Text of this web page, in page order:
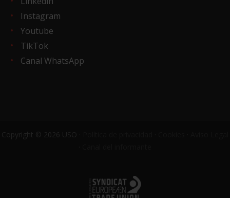
Instagram
Youtube
TikTok
Canal WhatsApp
Copyright © 2026 USO ·